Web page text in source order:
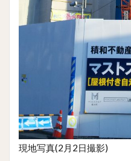
現地写真(2月2日撮影)